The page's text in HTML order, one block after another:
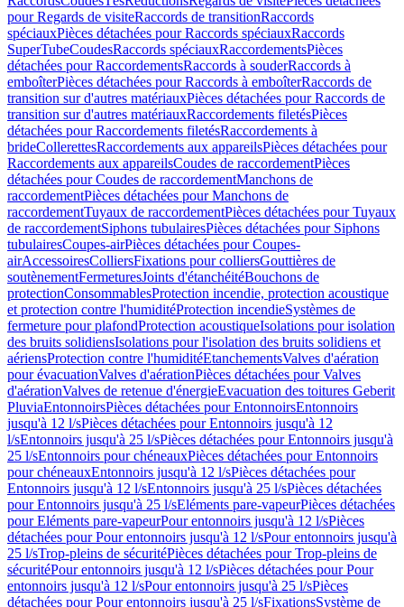
pour Regards de visiteRaccords de transitionRaccords
spéciauxPièces détachées pour Raccords spéciauxRaccords
SuperTubeCoudesRaccords spéciauxRaccordementsPièces
détachées pour RaccordementsRaccords à souderRaccords à
emboîterPièces détachées pour Raccords à emboîterRaccords de
transition sur d'autres matériauxPièces détachées pour Raccords de
transition sur d'autres matériauxRaccordements filetésPièces
détachées pour Raccordements filetésRaccordements à
brideCollerettesRaccordements aux appareilsPièces détachées pour
Raccordements aux appareilsCoudes de raccordementPièces
détachées pour Coudes de raccordementManchons de
raccordementPièces détachées pour Manchons de
raccordementTuyaux de raccordementPièces détachées pour Tuyaux
de raccordementSiphons tubulairesPièces détachées pour Siphons
tubulairesCoupes-airPièces détachées pour Coupes-
airAccessoiresColliersFixations pour colliersGouttières de
soutènementFermeturesJoints d'étanchéitéBouchons de
protectionConsommablesProtection incendie, protection acoustique
et protection contre l'humiditéProtection incendieSystèmes de
fermeture pour plafondProtection acoustiqueIsolations pour isolation
des bruits solidiensIsolations pour l'isolation des bruits solidiens et
aériensProtection contre l'humiditéEtanchementsValves d'aération
pour évacuationValves d'aérationPièces détachées pour Valves
d'aérationValves de retenue d'énergieEvacuation des toitures Geberit
PluviaEntonnoirsPièces détachées pour EntonnoirsEntonnoirs
jusqu'à 12 l/sPièces détachées pour Entonnoirs jusqu'à 12
l/sEntonnoirs jusqu'à 25 l/sPièces détachées pour Entonnoirs jusqu'à
25 l/sEntonnoirs pour chéneauxPièces détachées pour Entonnoirs
pour chéneauxEntonnoirs jusqu'à 12 l/sPièces détachées pour
Entonnoirs jusqu'à 12 l/sEntonnoirs jusqu'à 25 l/sPièces détachées
pour Entonnoirs jusqu'à 25 l/sEléments pare-vapeurPièces détachées
pour Eléments pare-vapeurPour entonnoirs jusqu'à 12 l/sPièces
détachées pour Pour entonnoirs jusqu'à 12 l/sPour entonnoirs jusqu'à
25 l/sTrop-pleins de sécuritéPièces détachées pour Trop-pleins de
sécuritéPour entonnoirs jusqu'à 12 l/sPièces détachées pour Pour
entonnoirs jusqu'à 12 l/sPour entonnoirs jusqu'à 25 l/sPièces
détachées pour Pour entonnoirs jusqu'à 25 l/sFixationsSystème de